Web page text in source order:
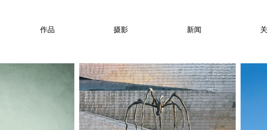
作品 摄影 新闻